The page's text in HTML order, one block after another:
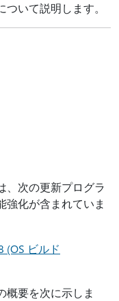
いて説明します。
、次の更新プログラ
強化が含まれていま
(OS ビルド
概要を次に示しま